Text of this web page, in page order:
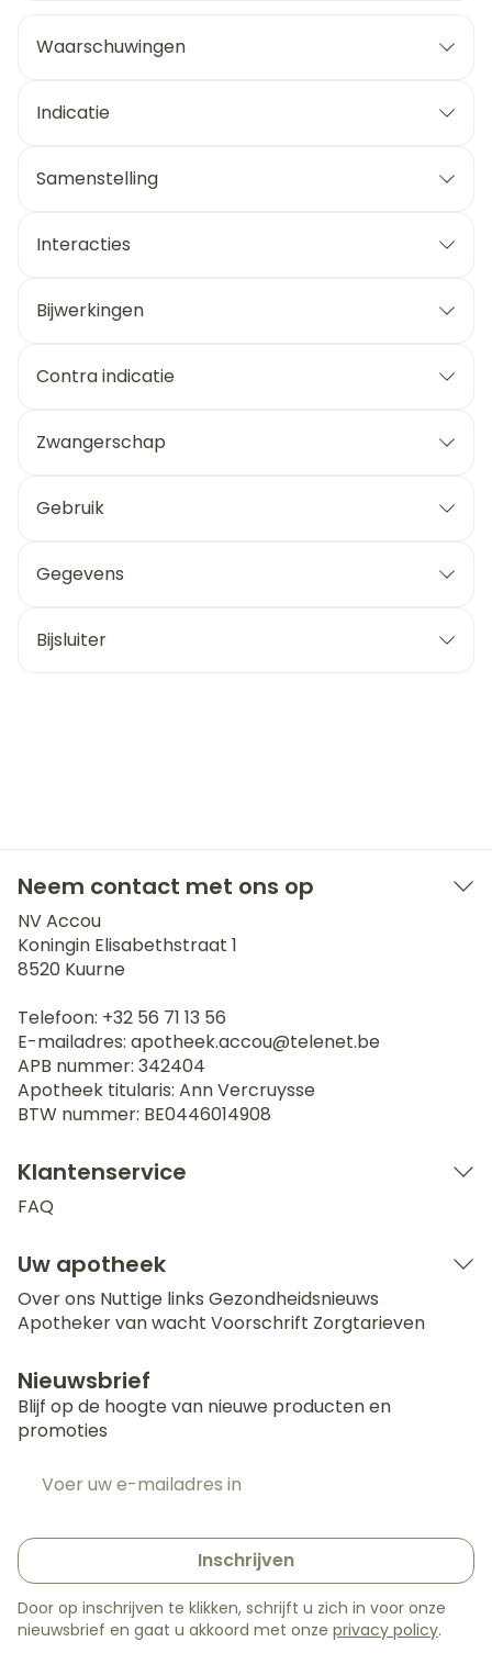
Waarschuwingen
Indicatie
Samenstelling
Interacties
Bijwerkingen
Contra indicatie
Zwangerschap
Gebruik
Gegevens
Bijsluiter
Neem contact met ons op
NV Accou
Koningin Elisabethstraat 1
8520 Kuurne
Telefoon: +32 56 71 13 56
E-mailadres: apotheek.accou@telenet.be
APB nummer: 342404
Apotheek titularis: Ann Vercruysse
BTW nummer: BE0446014908
Klantenservice
FAQ
Uw apotheek
Over ons Nuttige links Gezondheidsnieuws
Apotheker van wacht Voorschrift Zorgtarieven
Nieuwsbrief
Blijf op de hoogte van nieuwe producten en
promoties
Inschrijven
Door op inschrijven te klikken, schrijft u zich in voor onze
nieuwsbrief en gaat u akkoord met onze privacy policy.